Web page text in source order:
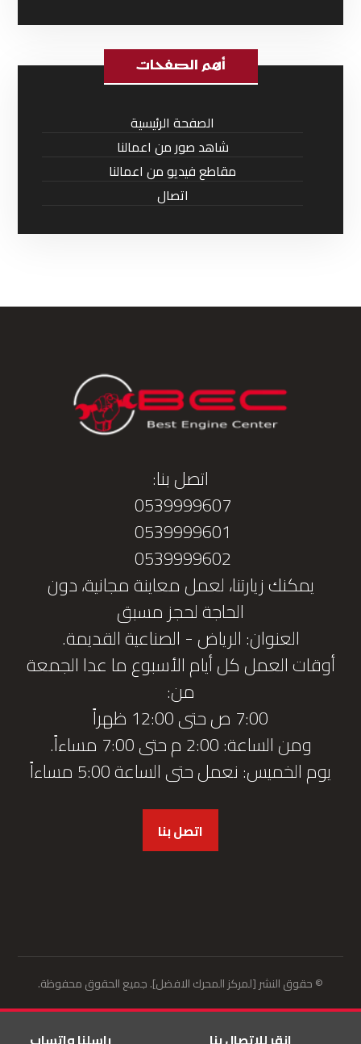
أهم الصفحات
الصفحة الرئيسية
شاهد صور من اعمالنا
مقاطع فيديو من اعمالنا
اتصال
اتصل بنا:
0539999607
0539999601
0539999602
يمكنك زيارتنا، لعمل معاينة مجانية، دون
الحاجة لحجز مسبق
العنوان: الرياض - الصناعية القديمة.
أوقات العمل كل أيام الأسبوع ما عدا الجمعة
من:
7:00 ص حتى 12:00 ظهراً
ومن الساعة: 2:00 م حتى 7:00 مساءاً.
يوم الخميس: نعمل حتى الساعة 5:00 مساءاً
اتصل بنا
© حقوق النشر [لمركز المحرك الافضل]. جميع الحقوق محفوظة.